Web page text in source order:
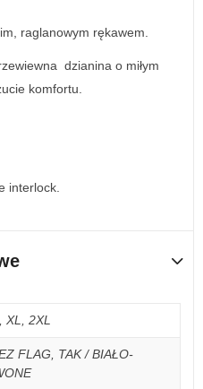
raglanowym rękawem.
dzianina o miłym
komfortu.
interlock.
XL, 2XL
FLAG, TAK / BIAŁO-